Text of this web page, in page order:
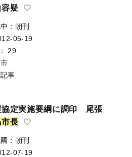
疑
：朝刊
05-19
：
29
事
協定実施要綱に調印 尾張
市長
：朝刊
07-19